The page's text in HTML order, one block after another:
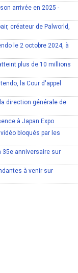
arrivée en 2025 -
créateur de Palworld,
le 2 octobre 2024, à
plus de 10 millions
la Cour d'appel
direction générale de
à Japan Expo
bloqués par les
35e anniversaire sur
à venir sur